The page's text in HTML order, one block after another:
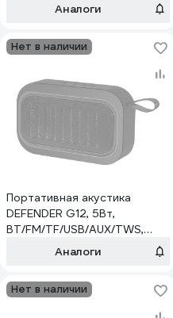
Аналоги
Нет в наличии
Портативная акустика
DEFENDER G12, 5Вт,
BT/FM/TF/USB/AUX/TWS,
Аналоги
Нет в наличии